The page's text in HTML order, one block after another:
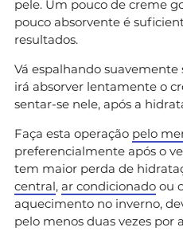
pele. Um pouco de creme
pouco absorvente é
resultados.
Vá espalhando suavemente
irá absorver lentamente o
sentar-se nele, após a
Faça esta operação pelo
preferencialmente após o
tem maior perda de
central, ar condicionado ou
aquecimento no inverno,
pelo menos duas vezes por